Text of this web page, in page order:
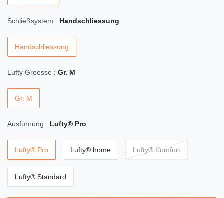
Schließsystem : Handschliessung
Handschliessung
Lufty Groesse : Gr. M
Gr. M
Ausführung : Lufty® Pro
Lufty® Pro Lufty® home Lufty® Komfort
Lufty® Standard